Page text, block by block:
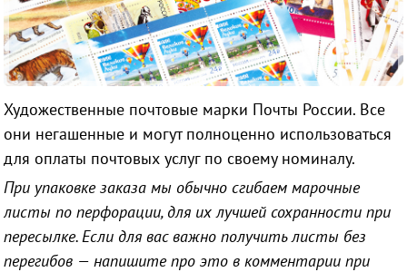
Художественные почтовые марки Почты России. Все
они негашенные и могут полноценно использоваться
для оплаты почтовых услуг по своему номиналу.
При упаковке заказа мы обычно сгибаем марочные
листы по перфорации, для их лучшей сохранности при
пересылке. Если для вас важно получить листы без
перегибов — напишите про это в комментарии при